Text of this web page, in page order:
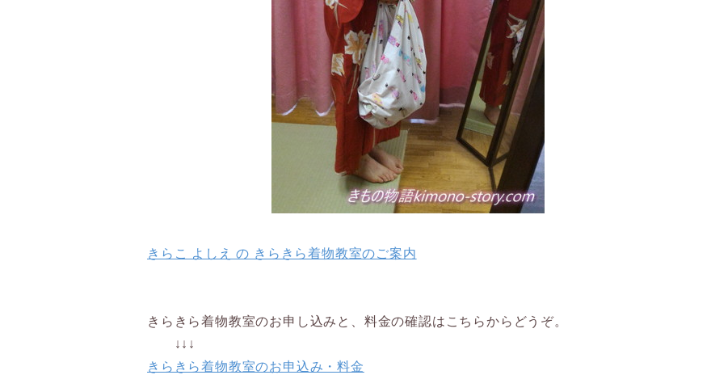
きらこ よしえ の きらきら着物教室のご案内
きらきら着物教室のお申し込みと、料金の確認はこちらからどうぞ。
↓↓↓
きらきら着物教室のお申込み・料金